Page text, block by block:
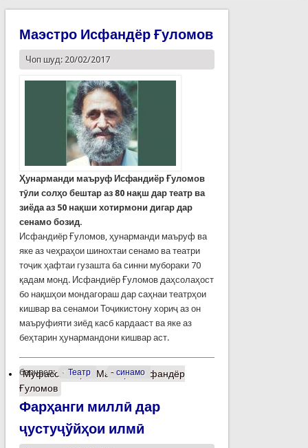
Маэстро Исфандёр Ғуломов
Чоп шуд: 20/02/2017
Ҳунарманди маъруф Исфандиёр Ғуломов
тӯли солҳо бештар аз 80 нақш дар театр ва
зиёда аз 50 нақши хотирмони дигар дар
сенамо бозид.
Исфандиёр Ғуломов, ҳунарманди маъруф ва
яке аз чеҳраҳои шинохтаи сенамо ва театри
тоҷик ҳафтаи гузашта ба синни мубораки 70
қадам монд. Исфандиёр Ғуломов даҳсолаҳост
бо нақшҳои мондагораш дар саҳнаи театрҳои
кишвар ва сенамои Тоҷикистону хориҷ аз он
маъруфияти зиёд касб кардааст ва яке аз
беҳтарин ҳунармандони кишвар аст.
барчасп: Театр синамо
Муфассалтаро Маэстро Исфандёр
Ғуломов
Фарҳанги миллӣ дар
ҷустуҷўйҳои илмӣ